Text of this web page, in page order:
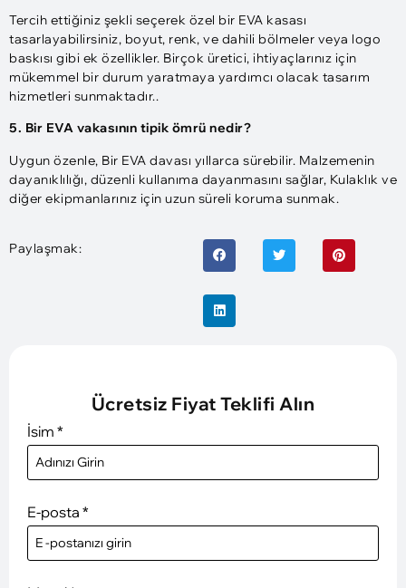
Tercih ettiğiniz şekli seçerek özel bir EVA kasası
tasarlayabilirsiniz, boyut, renk, ve dahili bölmeler veya logo
baskısı gibi ek özellikler. Birçok üretici, ihtiyaçlarınız için
mükemmel bir durum yaratmaya yardımcı olacak tasarım
hizmetleri sunmaktadır..
5. Bir EVA vakasının tipik ömrü nedir?
Uygun özenle, Bir EVA davası yıllarca sürebilir. Malzemenin
dayanıklılığı, düzenli kullanıma dayanmasını sağlar, Kulaklık ve
diğer ekipmanlarınız için uzun süreli koruma sunmak.
Paylaşmak:
Ücretsiz Fiyat Teklifi Alın
İsim *
E-posta *